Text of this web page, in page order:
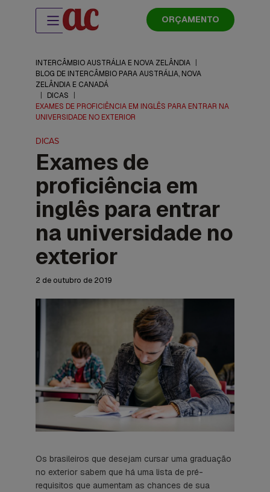
ORÇAMENTO
INTERCÂMBIO AUSTRÁLIA E NOVA ZELÂNDIA
BLOG DE INTERCÂMBIO PARA AUSTRÁLIA, NOVA
ZELÂNDIA E CANADÁ
DICAS
EXAMES DE PROFICIÊNCIA EM INGLÊS PARA ENTRAR NA
UNIVERSIDADE NO EXTERIOR
DICAS
Exames de
proficiência em
inglês para entrar
na universidade no
exterior
2 de outubro de 2019
Os brasileiros que desejam cursar uma graduação
no exterior sabem que há uma lista de pré-
requisitos que aumentam as chances de sua